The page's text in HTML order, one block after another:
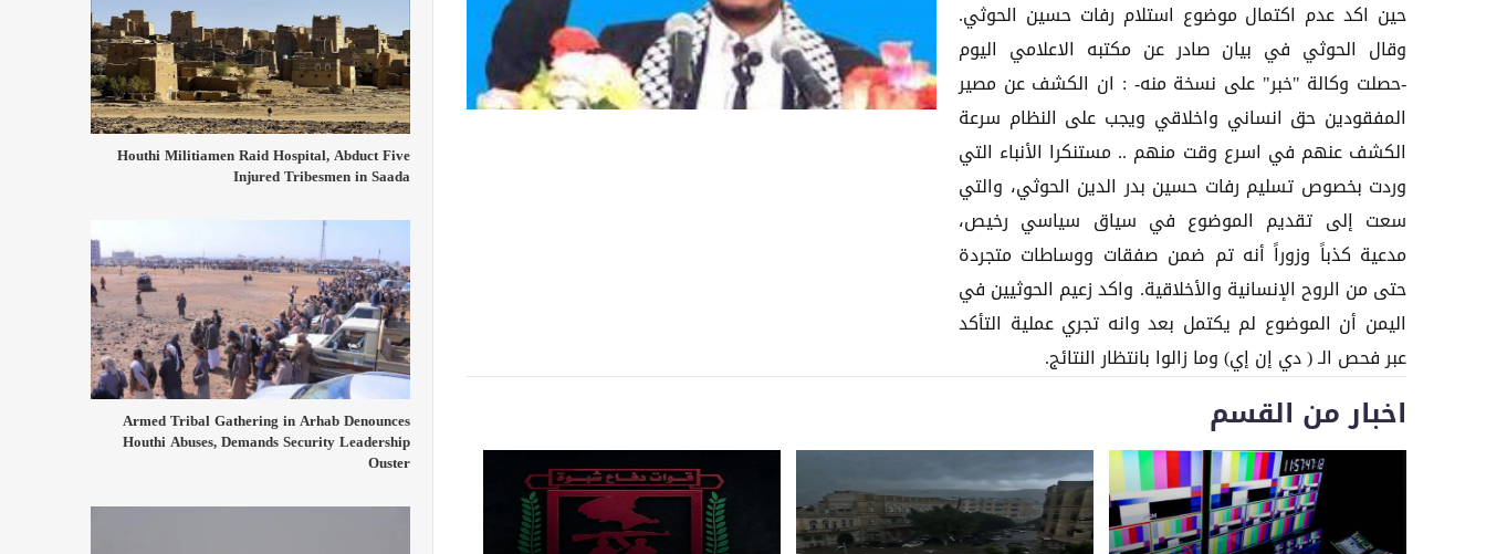
حين اكد عدم اكتمال موضوع استلام رفات حسين الحوثي.
وقال الحوثي في بيان صادر عن مكتبه الاعلامي اليوم
-حصلت وكالة "خبر" على نسخة منه- : ان الكشف عن مصير
المفقودين حق انساني واخلاقي ويجب على النظام سرعة
الكشف عنهم في اسرع وقت منهم .. مستنكرا الأنباء التي
وردت بخصوص تسليم رفات حسين بدر الدين الحوثي، والتي
سعت إلى تقديم الموضوع في سياق سياسي رخيص،
مدعية كذباً وزوراً أنه تم ضمن صفقات ووساطات متجردة
حتى من الروح الإنسانية والأخلاقية. واكد زعيم الحوثيين في
اليمن أن الموضوع لم يكتمل بعد وانه تجري عملية التأكد
عبر فحص الـ ( دي إن إي) وما زالوا بانتظار النتائج.
اخبار من القسم
Houthi Militiamen Raid Hospital, Abduct Five
Injured Tribesmen in Saada
Armed Tribal Gathering in Arhab Denounces
Houthi Abuses, Demands Security Leadership
Ouster